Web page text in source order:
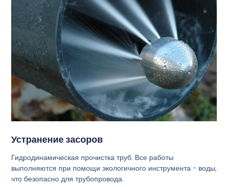
Устранение засоров
Гидродинамическая прочистка труб. Все работы
выполняются при помощи экологичного инструмента - воды,
что безопасно для трубопровода.